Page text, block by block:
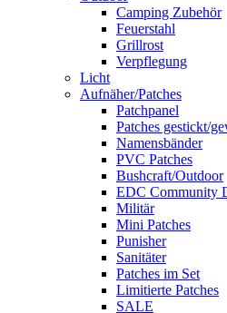
Camping Zubehör
Feuerstahl
Grillrost
Verpflegung
Licht
Aufnäher/Patches
Patchpanel
Patches gestickt/
Namensbänder
PVC Patches
Bushcraft/Outdoor
EDC Community
Militär
Mini Patches
Punisher
Sanitäter
Patches im Set
Limitierte Patches
SALE